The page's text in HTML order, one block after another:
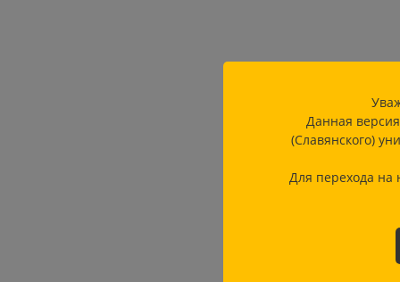
Данная
(Славянского)
Для перехода на